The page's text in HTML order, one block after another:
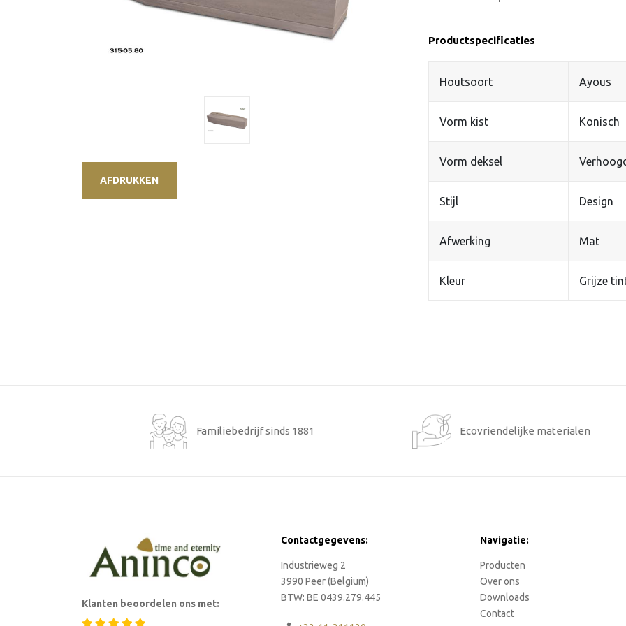
AFDRUKKEN
Productspecificaties
Houtsoort Ayous
Vorm kist Konisch
Vorm deksel
Stijl Design
Afwerking Mat
Kleur Grijze
Familiebedrijf sinds 1881 Ecovriendelijke materialen
Klanten beoordelen ons met:
Contactgegevens:
Industrieweg 2
3990 Peer (Belgium)
BTW: BE 0439.279.445
Navigatie:
Producten
Over ons
Downloads
Contact